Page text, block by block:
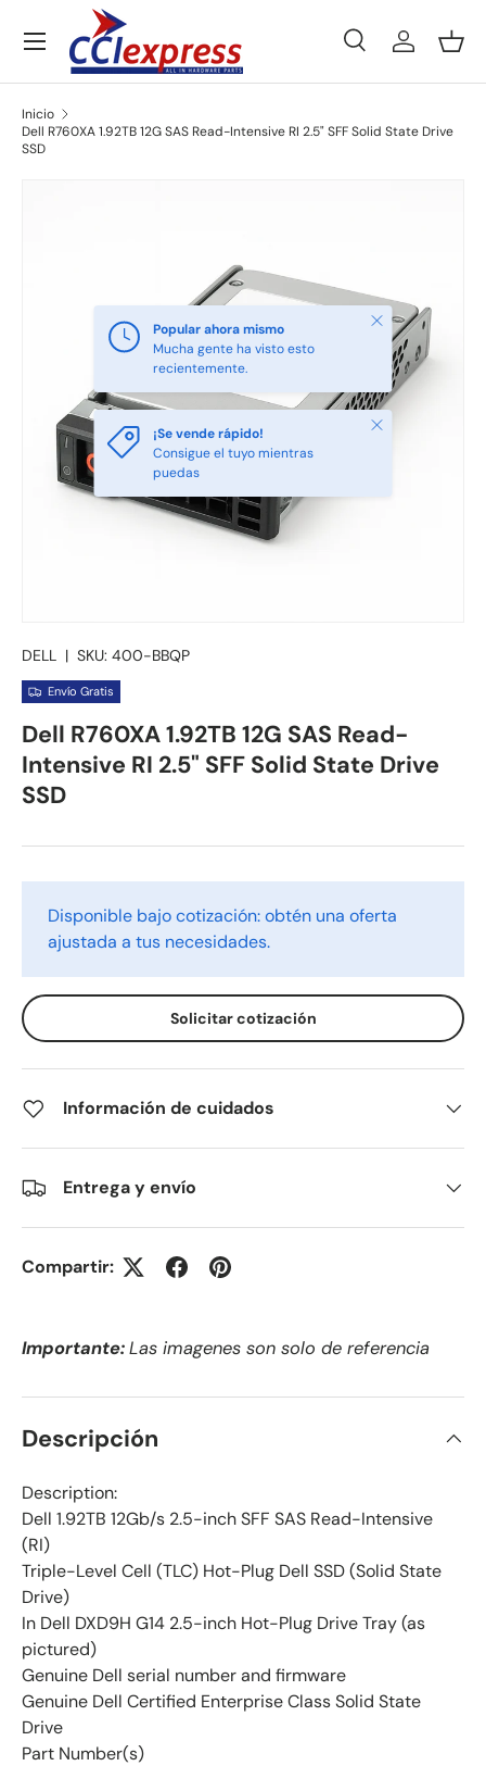
Ir al contenido
Buscar
Tipo de producto
BuscarIniciar
Menú
Inicio
Dell R760XA 1.92TB 12G SAS Read-Intensive RI 2.5" SFF Solid State Drive
SSD
Popular ahora mismo
Mucha gente ha visto esto
recientemente.
Cerrar
¡Se vende rápido!
Consigue el tuyo mientras
puedas
Cerrar
DELL | SKU: 400-BBQP
Envío Gratis
Dell R760XA 1.92TB 12G SAS Read-
Intensive RI 2.5" SFF Solid State Drive
SSD
Disponible bajo cotización: obtén una oferta
ajustada a tus necesidades.
Solicitar cotización
Información de cuidados
Entrega y envío
Compartir:
Importante:Las imagenes son solo de referencia
Descripción
Description:
Dell 1.92TB 12Gb/s 2.5-inch SFF SAS Read-Intensive
(RI)
Triple-Level Cell (TLC) Hot-Plug Dell SSD (Solid State
Drive)
In Dell DXD9H G14 2.5-inch Hot-Plug Drive Tray (as
pictured)
Genuine Dell serial number and firmware
Genuine Dell Certified Enterprise Class Solid State
Drive
Part Number(s)